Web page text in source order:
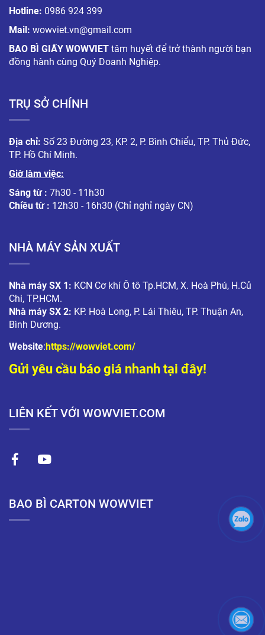
Hotline: 0986 924 399
Mail: wowviet.vn@gmail.com
BAO BÌ GIẤY WOWVIET tâm huyết để trở thành người bạn
đồng hành cùng Quý Doanh Nghiệp.
TRỤ SỞ CHÍNH
Địa chỉ: Số 23 Đường 23, KP. 2, P. Bình Chiểu, TP. Thủ Đức,
TP. Hồ Chí Minh.
Giờ làm việc:
Sáng từ : 7h30 - 11h30
Chiều từ : 12h30 - 16h30 (Chỉ nghỉ ngày CN)
NHÀ MÁY SẢN XUẤT
Nhà máy SX 1: KCN Cơ khí Ô tô Tp.HCM, X. Hoà Phú, H.Củ
Chi, TP.HCM.
Nhà máy SX 2: KP. Hoà Long, P. Lái Thiêu, TP. Thuận An,
Bình Dương.
Website:https://wowviet.com/
Gửi yêu cầu báo giá nhanh tại đây!
LIÊN KẾT VỚI WOWVIET.COM
BAO BÌ CARTON WOWVIET